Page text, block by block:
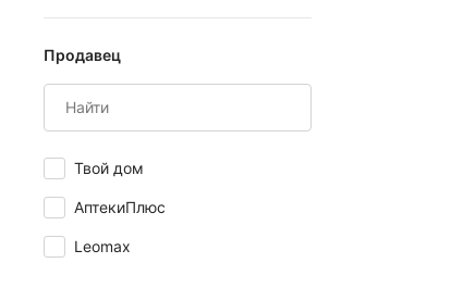
Китай
Россия
США
Япония
Продавец
Твой дом
АптекиПлюс
Leomax